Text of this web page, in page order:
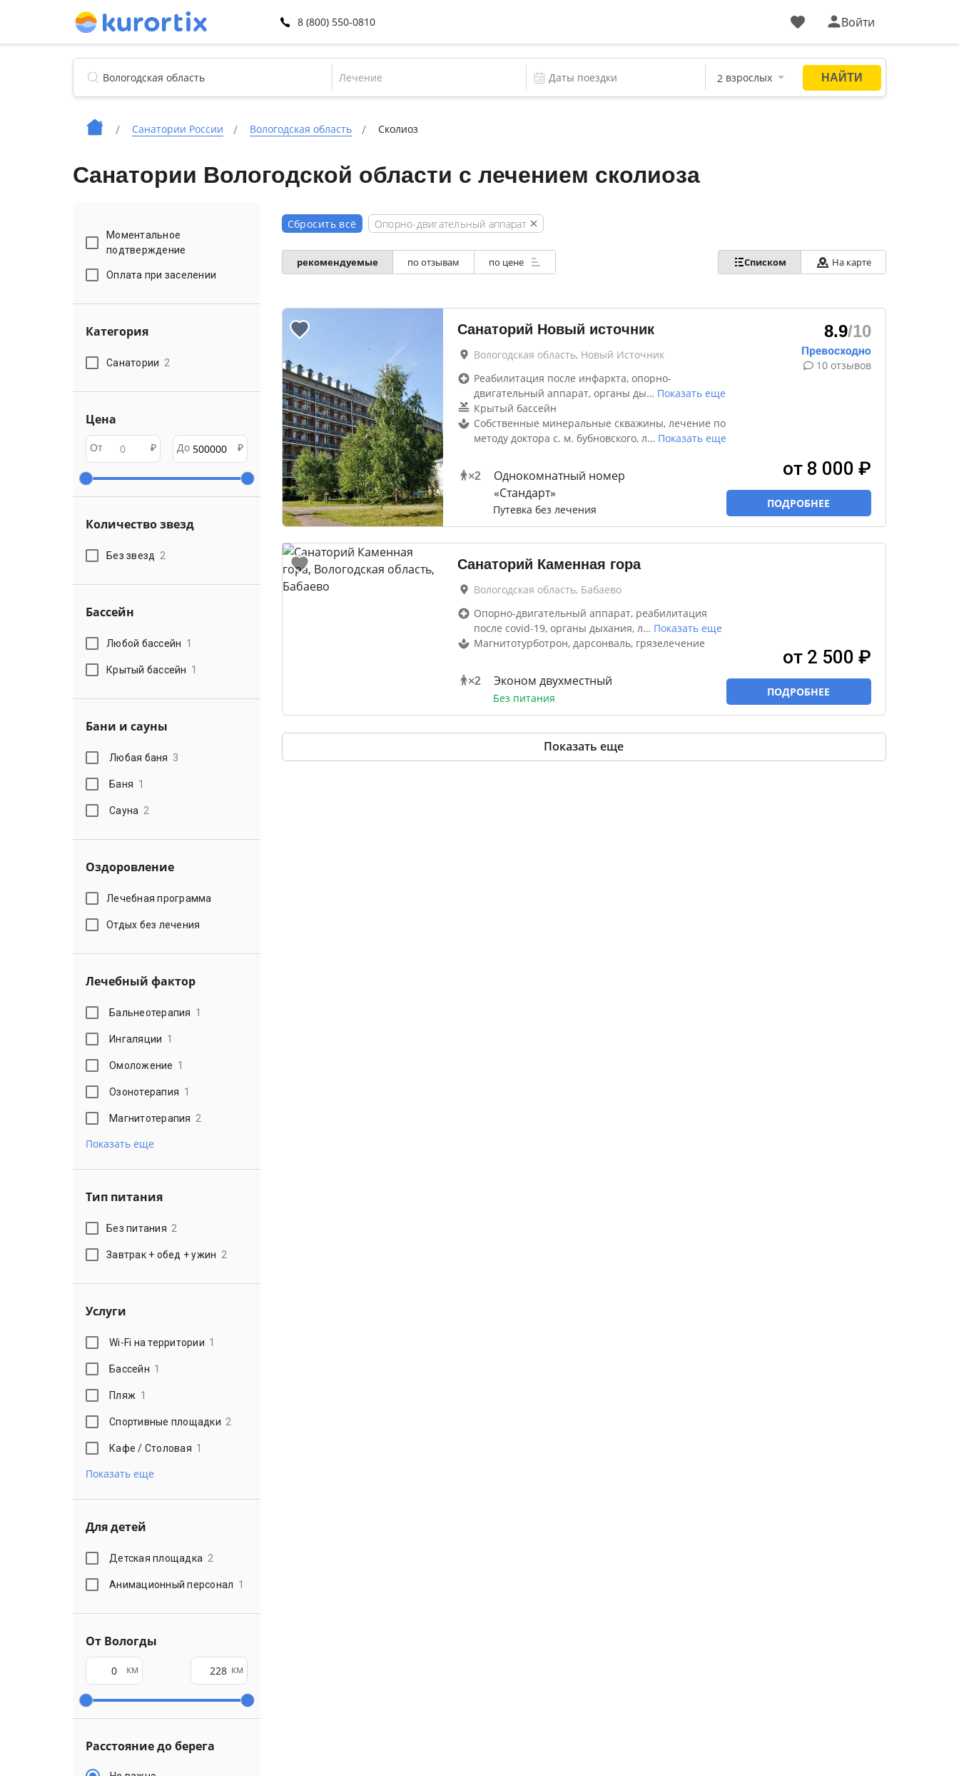
8 (800) 550-0810 Войти
Лечение
Санатории России Вологодская область Сколиоз
Санатории Вологодской области с лечением сколиоза
Моментальное
подтверждение
Оплата при заселении
Категория
Санатории 2
Цена
От ₽ До ₽
Количество звезд
Без звезд 2
Бассейн
Любой бассейн 1
Крытый бассейн 1
Бани и сауны
Любая баня 3
Баня 1
Сауна 2
Оздоровление
Лечебная программа
Отдых без лечения
Лечебный фактор
Бальнеотерапия 1
Ингаляции 1
Омоложение 1
Озонотерапия 1
Магнитотерапия 2
Показать еще
Тип питания
Без питания 2
Завтрак + обед + ужин 2
Услуги
Wi-Fi на территории 1
Бассейн 1
Пляж 1
Спортивные площадки 2
Кафе / Столовая 1
Показать еще
Для детей
Детская площадка 2
Анимационный персонал 1
От Вологды
км км
Расстояние до берега
Сбросить всё Опорно-двигательный аппарат
рекомендуемые по отзывам по цене Списком На карте
Санаторий Новый источник
Вологодская область, Новый Источник
Реабилитация после инфаркта, опорно-
двигательный аппарат, органы ды… Показать еще
Крытый бассейн
Собственные минеральные скважины, лечение по
методу доктора с. м. бубновского, л… Показать еще
×2
Однокомнатный номер
«Стандарт»
Путевка без лечения
8.9/10
10 отзывов
от 8 000 ₽
ПОДРОБНЕЕ
Санаторий Каменная гора
Вологодская область, Бабаево
Опорно-двигательный аппарат, реабилитация
после covid-19, органы дыхания, л… Показать еще
Магнитотурботрон, дарсонваль, грязелечение
×2 Эконом двухместный
Без питания
от 2 500 ₽
ПОДРОБНЕЕ
Показать еще